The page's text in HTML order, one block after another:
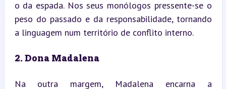
o da espada. Nos seus monólogos pressente-se o
peso do passado e da responsabilidade, tornando
a linguagem num território de conflito interno.
2. Dona Madalena
Na outra margem, Madalena encarna a